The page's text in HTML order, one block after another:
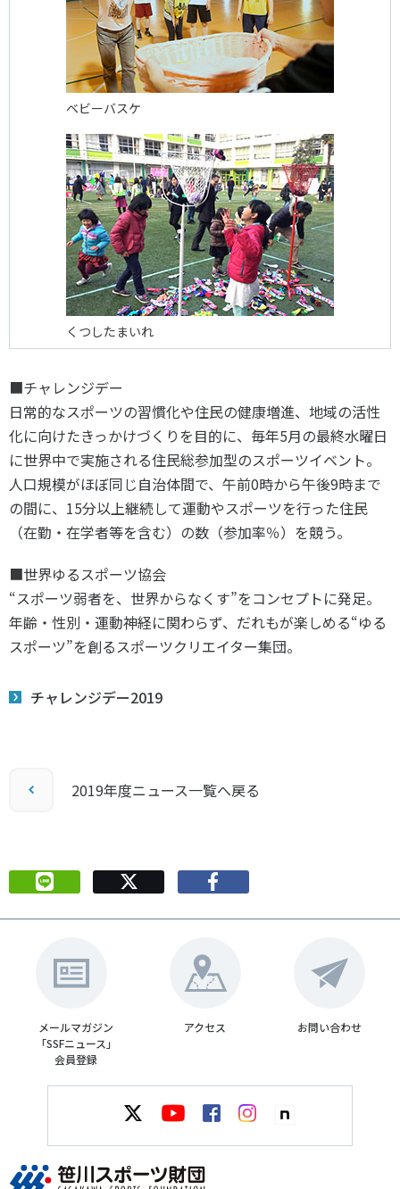
ベビーバスケ
くつしたまいれ
■チャレンジデー
日常的なスポーツの習慣化や住民の健康増進、地域の活性
化に向けたきっかけづくりを目的に、毎年5月の最終水曜日
に世界中で実施される住民総参加型のスポーツイベント。
人口規模がほぼ同じ自治体間で、午前0時から午後9時まで
の間に、15分以上継続して運動やスポーツを行った住民
（在勤・在学者等を含む）の数（参加率％）を競う。
■世界ゆるスポーツ協会
“スポーツ弱者を、世界からなくす”をコンセプトに発足。
年齢・性別・運動神経に関わらず、だれもが楽しめる“ゆる
スポーツ”を創るスポーツクリエイター集団。
チャレンジデー2019
2019年度ニュース一覧へ戻る
メールマガジン
「SSFニュース」
会員登録
アクセス お問い合わせ